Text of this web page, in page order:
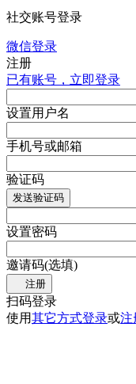
社交账号登录
微信登录
注册
已有账号，立即登录
设置用户名
手机号或邮箱
验证码
发送验证码
设置密码
邀请码(选填)
注册
扫码登录
使用其它方式登录或注